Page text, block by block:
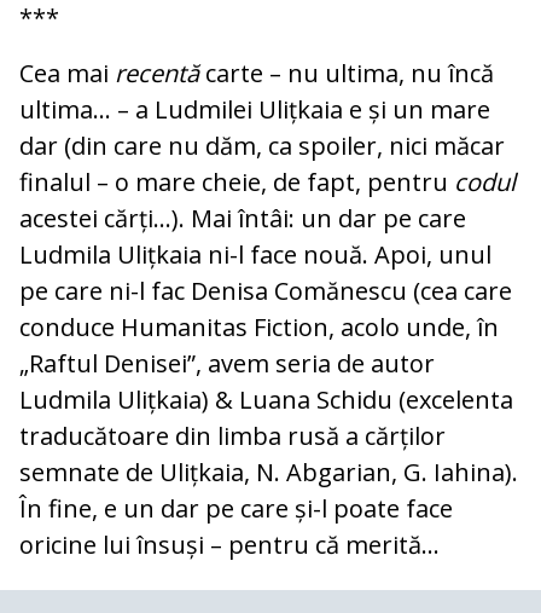
***
Cea mai recentăcarte – nu ultima, nu încă
ultima... – a Ludmilei Ulițkaia e și un mare
dar (din care nu dăm, ca spoiler, nici măcar
finalul – o mare cheie, de fapt, pentru codul
acestei cărți...). Mai întâi: un dar pe care
Ludmila Ulițkaia ni-l face nouă. Apoi, unul
pe care ni-l fac Denisa Comănescu (cea care
conduce Humanitas Fiction, acolo unde, în
„Raftul Denisei”, avem seria de autor
Ludmila Ulițkaia) & Luana Schidu (excelenta
traducătoare din limba rusă a cărților
semnate de Ulițkaia, N. Abgarian, G. Iahina).
În fine, e un dar pe care și-l poate face
oricine lui însuși – pentru că merită...